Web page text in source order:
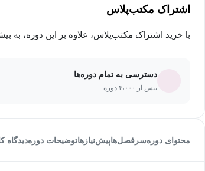
اشتراک مکتب‌پلاس
با خرید اشتراک مکتب‌پلاس، علاوه بر این دوره، به بیش از ۴،۰۰۰ دوره دیگر دسترسی
دسترسی به تمام دوره‌ها
بیش از ۴،۰۰۰ دوره
محتوای دورهسرفصل‌هاپیش‌نیاز‌هاتوضیحات دورهدیدگاه